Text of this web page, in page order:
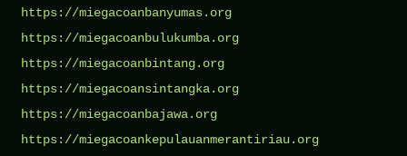
https://miegacoanbanyumas.org
https://miegacoanbulukumba.org
https://miegacoanbintang.org
https://miegacoansintangka.org
https://miegacoanbajawa.org
https://miegacoankepulauanmerantiriau.org